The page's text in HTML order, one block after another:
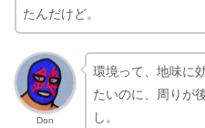
たんだけど。
Don
環境って、地味に
たいのに、周りが
し。